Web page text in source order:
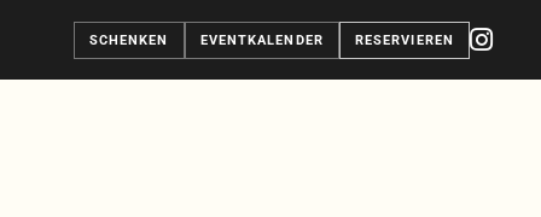
SCHENKEN EVENTKALENDER RESERVIEREN